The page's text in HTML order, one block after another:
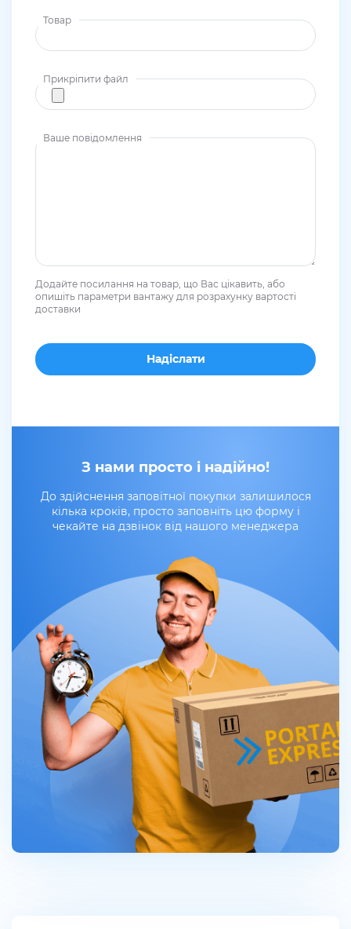
З нами просто і надійно!
До здійснення заповітної покупки залишилося
кілька кроків, просто заповніть цю форму і
чекайте на дзвінок від нашого менеджера
Товар
Прикріпити файл
Ваше повідомлення
Додайте посилання на товар, що Вас цікавить, або
опишіть параметри вантажу для розрахунку вартості
доставки